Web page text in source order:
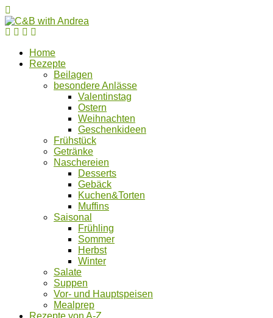
Home
Rezepte
Beilagen
besondere Anlässe
Valentinstag
Ostern
Weihnachten
Geschenkideen
Frühstück
Getränke
Naschereien
Desserts
Gebäck
Kuchen&Torten
Muffins
Saisonal
Frühling
Sommer
Herbst
Winter
Salate
Suppen
Vor- und Hauptspeisen
Mealprep
Rezepte von A-Z